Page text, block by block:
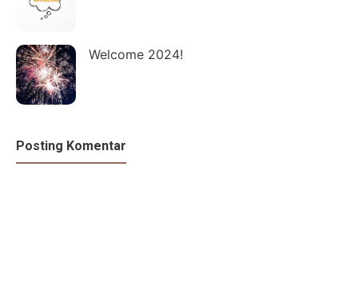
Welcome 2024!
Posting Komentar